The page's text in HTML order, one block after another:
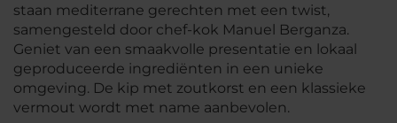
staan mediterrane gerechten met een twist,
samengesteld door chef-kok Manuel Berganza.
Geniet van een smaakvolle presentatie en lokaal
geproduceerde ingrediënten in een unieke
omgeving. De kip met zoutkorst en een klassieke
vermout wordt met name aanbevolen.